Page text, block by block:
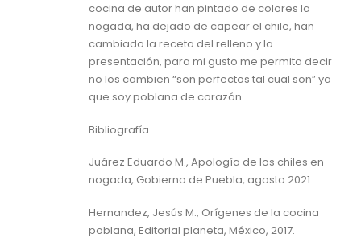
cocina de autor han pintado de colores la
nogada, ha dejado de capear el chile, han
cambiado la receta del relleno y la
presentación, para mi gusto me permito decir
no los cambien “son perfectos tal cual son” ya
que soy poblana de corazón.
Bibliografía
Juárez Eduardo M., Apología de los chiles en
nogada, Gobierno de Puebla, agosto 2021.
Hernandez, Jesús M., Orígenes de la cocina
poblana, Editorial planeta, México, 2017.